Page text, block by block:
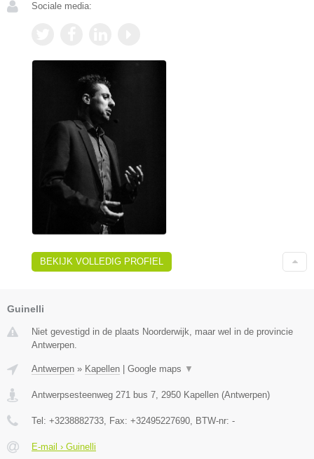
Sociale media:
BEKIJK VOLLEDIG PROFIEL
Guinelli
Niet gevestigd in de plaats Noorderwijk, maar wel in de provincie
Antwerpen.
Antwerpen » Kapellen Google maps ▼
Antwerpsesteenweg 271 bus 7 2950 Kapellen (Antwerpen)
Tel: +3238882733 , Fax: +32495227690 , BTW-nr: -
E-mail › Guinelli